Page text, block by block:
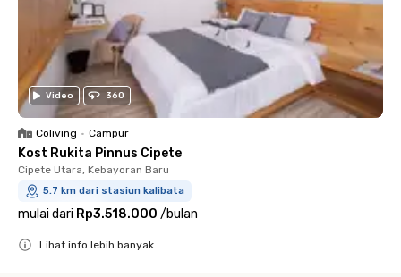
Video 360
Coliving • Campur
Kost Rukita Pinnus Cipete
Cipete Utara, Kebayoran Baru
5.7 km dari stasiun kalibata
mulai dari Rp3.518.000 /bulan
Lihat info lebih banyak